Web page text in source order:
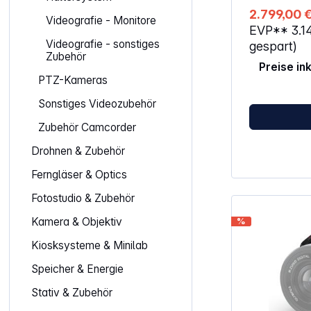
Videografie - Monitore
Videografie - sonstiges
Zubehör
PTZ-Kameras
Sonstiges Videozubehör
Zubehör Camcorder
Drohnen & Zubehör
Ferngläser & Optics
Fotostudio & Zubehör
Kamera & Objektiv
Kiosksysteme & Minilab
Speicher & Energie
Stativ & Zubehör
Eigenschaften:
Highend
Hauttöne
Vielseitiges
breitem
Auflösung:
Sensor Zwei CFexpress-
Medienrekorder Ethernet-
Cloud Gleichzeitige Aufnahme von 12-
Bit
H.264-Proxy-
Gimbals oder
und 3/8"
und unten am
2.799,00 €
EVP**
gespart)
Preise
%